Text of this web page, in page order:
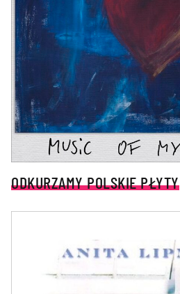
ODKURZAMY POLSKIE PŁYTY